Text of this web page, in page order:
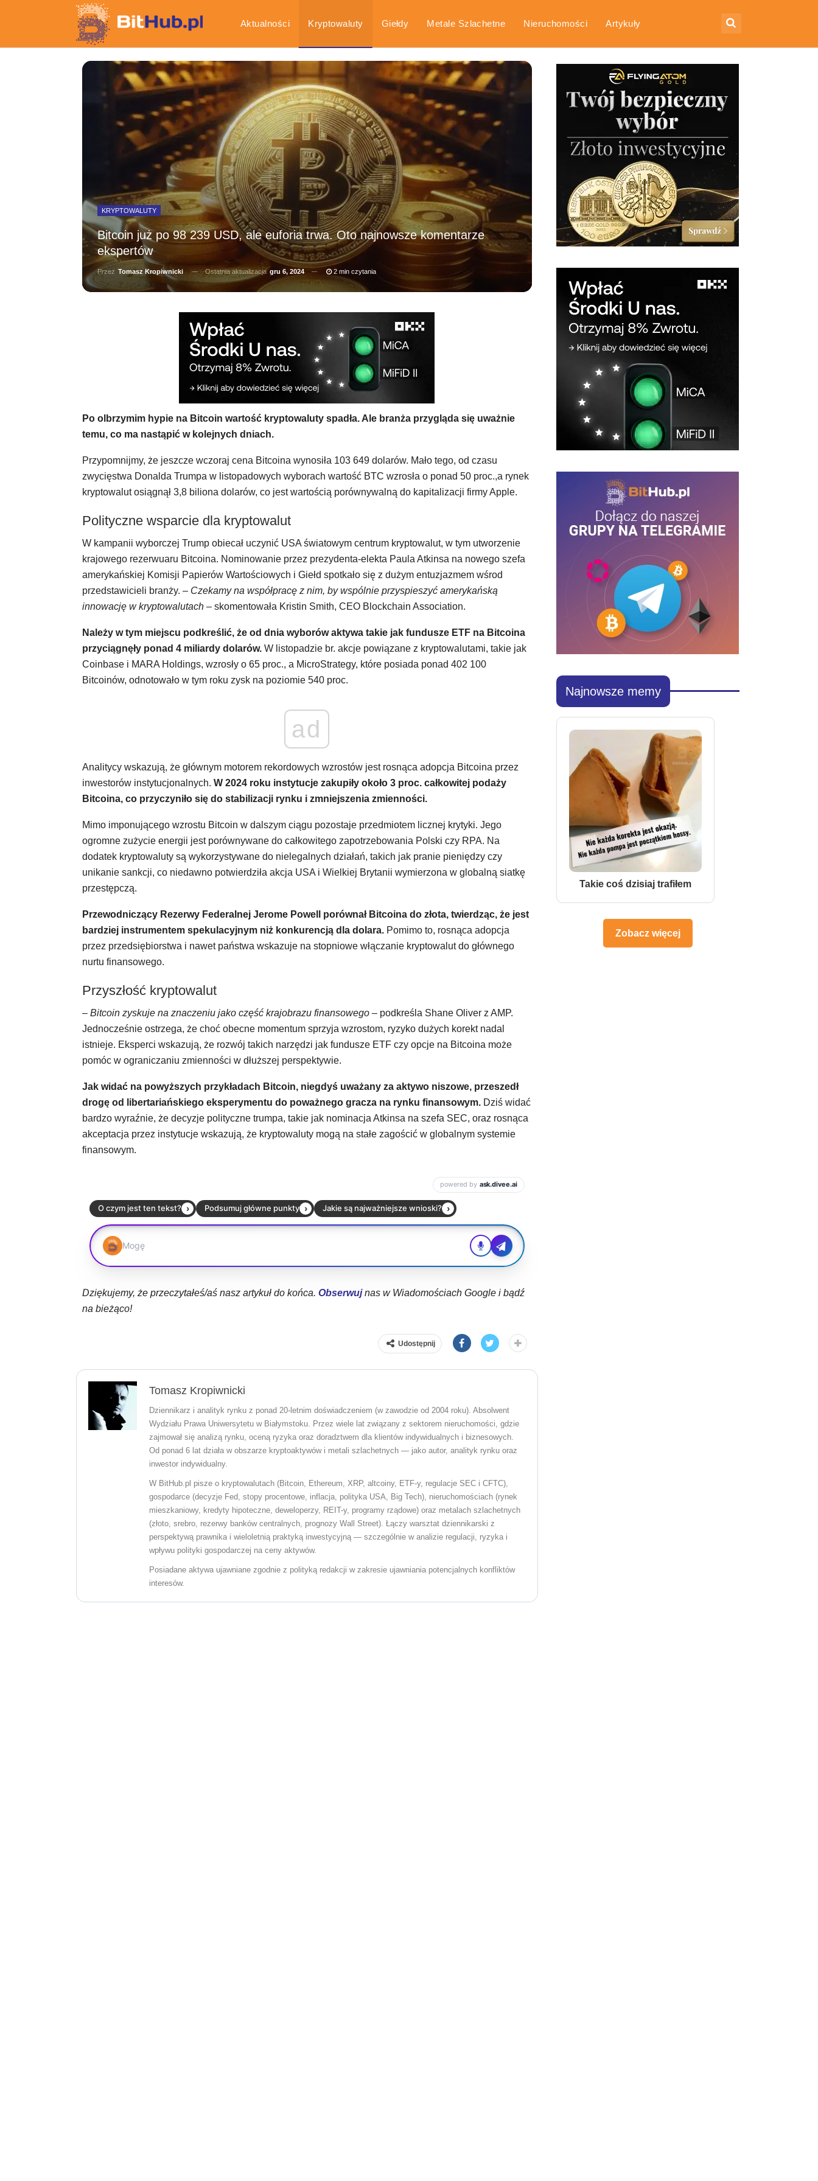
Aktualności Kryptowaluty Giełdy Metale Szlachetne Nieruchomości Artykuły
Poradniki
KRYPTOWALUTY
Bitcoin już po 98 239 USD, ale euforia trwa. Oto najnowsze komentarze
ekspertów
Przez Tomasz Kropiwnicki Ostatnia aktualizacja gru 6, 2024 2 min czytania
Po olbrzymim hypie na Bitcoin wartość kryptowaluty spadła. Ale branża przygląda się uważnie
temu, co ma nastąpić w kolejnych dniach.
Przypomnijmy, że jeszcze wczoraj cena Bitcoina wynosiła 103 649 dolarów. Mało tego, od czasu
zwycięstwa Donalda Trumpa w listopadowych wyborach wartość BTC wzrosła o ponad 50 proc.,a rynek
kryptowalut osiągnął 3,8 biliona dolarów, co jest wartością porównywalną do kapitalizacji firmy Apple.
Polityczne wsparcie dla kryptowalut
W kampanii wyborczej Trump obiecał uczynić USA światowym centrum kryptowalut, w tym utworzenie
krajowego rezerwuaru Bitcoina. Nominowanie przez prezydenta-elekta Paula Atkinsa na nowego szefa
amerykańskiej Komisji Papierów Wartościowych i Giełd spotkało się z dużym entuzjazmem wśrod
przedstawicieli branży. – Czekamy na współpracę z nim, by wspólnie przyspieszyć amerykańską
innowację w kryptowalutach –skomentowała Kristin Smith, CEO Blockchain Association.
Należy w tym miejscu podkreślić, że od dnia wyborów aktywa takie jak fundusze ETF na Bitcoina
przyciągnęły ponad 4 miliardy dolarów.W listopadzie br. akcje powiązane z kryptowalutami, takie jak
Coinbase i MARA Holdings, wzrosły o 65 proc., a MicroStrategy, które posiada ponad 402 100
Bitcoinów, odnotowało w tym roku zysk na poziomie 540 proc.
ad
Analitycy wskazują, że głównym motorem rekordowych wzrostów jest rosnąca adopcja Bitcoina przez
inwestorów instytucjonalnych. W 2024 roku instytucje zakupiły około 3 proc. całkowitej podaży
Bitcoina, co przyczyniło się do stabilizacji rynku i zmniejszenia zmienności.
Mimo imponującego wzrostu Bitcoin w dalszym ciągu pozostaje przedmiotem licznej krytyki. Jego
ogromne zużycie energii jest porównywane do całkowitego zapotrzebowania Polski czy RPA. Na
dodatek kryptowaluty są wykorzystywane do nielegalnych działań, takich jak pranie pieniędzy czy
unikanie sankcji, co niedawno potwierdziła akcja USA i Wielkiej Brytanii wymierzona w globalną siatkę
przestępczą.
Przewodniczący Rezerwy Federalnej Jerome Powell porównał Bitcoina do złota, twierdząc, że jest
bardziej instrumentem spekulacyjnym niż konkurencją dla dolara. Pomimo to, rosnąca adopcja
przez przedsiębiorstwa i nawet państwa wskazuje na stopniowe włączanie kryptowalut do głównego
nurtu finansowego.
Przyszłość kryptowalut
– Bitcoin zyskuje na znaczeniu jako część krajobrazu finansowego –podkreśla Shane Oliver z AMP.
Jednocześnie ostrzega, że choć obecne momentum sprzyja wzrostom, ryzyko dużych korekt nadal
istnieje. Eksperci wskazują, że rozwój takich narzędzi jak fundusze ETF czy opcje na Bitcoina może
pomóc w ograniczaniu zmienności w dłuższej perspektywie.
Jak widać na powyższych przykładach Bitcoin, niegdyś uważany za aktywo niszowe, przeszedł
drogę od libertariańskiego eksperymentu do poważnego gracza na rynku finansowym.Dziś widać
bardzo wyraźnie, że decyzje polityczne trumpa, takie jak nominacja Atkinsa na szefa SEC, oraz rosnąca
akceptacja przez instytucje wskazują, że kryptowaluty mogą na stałe zagościć w globalnym systemie
finansowym.
Dziękujemy, że przeczytałeś/aś nasz artykuł do końca. Obserwujnas w Wiadomościach Google i bądź
na bieżąco!
Udostępnij
Tomasz Kropiwnicki
Dziennikarz i analityk rynku z ponad 20-letnim doświadczeniem (w zawodzie od 2004 roku). Absolwent
Wydziału Prawa Uniwersytetu w Białymstoku. Przez wiele lat związany z sektorem nieruchomości, gdzie
zajmował się analizą rynku, oceną ryzyka oraz doradztwem dla klientów indywidualnych i biznesowych.
Od ponad 6 lat działa w obszarze kryptoaktywów i metali szlachetnych — jako autor, analityk rynku oraz
inwestor indywidualny.
W BitHub.pl pisze o kryptowalutach (Bitcoin, Ethereum, XRP, altcoiny, ETF-y, regulacje SEC i CFTC),
gospodarce (decyzje Fed, stopy procentowe, inflacja, polityka USA, Big Tech), nieruchomościach (rynek
mieszkaniowy, kredyty hipoteczne, deweloperzy, REIT-y, programy rządowe) oraz metalach szlachetnych
(złoto, srebro, rezerwy banków centralnych, prognozy Wall Street). Łączy warsztat dziennikarski z
perspektywą prawnika i wieloletnią praktyką inwestycyjną — szczególnie w analizie regulacji, ryzyka i
wpływu polityki gospodarczej na ceny aktywów.
Posiadane aktywa ujawniane zgodnie z polityką redakcji w zakresie ujawniania potencjalnych konfliktów
interesów.
Najnowsze memy
Takie coś dzisiaj trafiłem
Zobacz więcej